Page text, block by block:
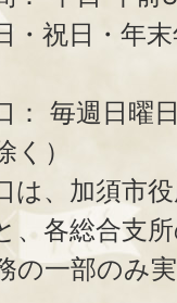
・祝日・年
： 毎週日曜
く）
は、加須市
、 各総合支
の一部のみ実